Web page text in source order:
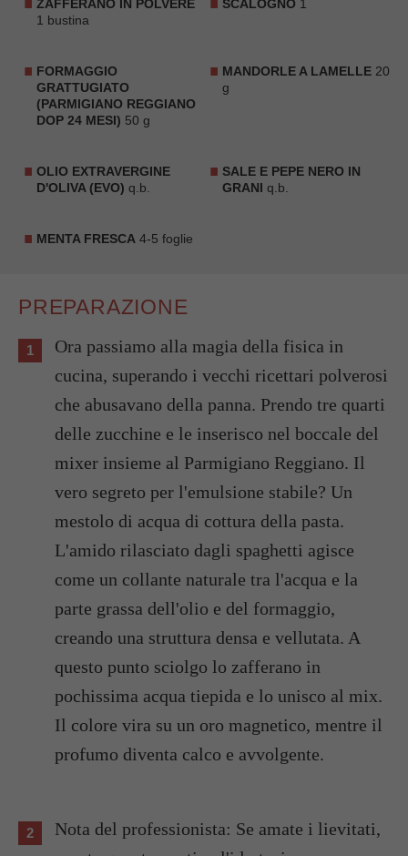
ZAFFERANO IN POLVERE
1 bustina
SCALOGNO 1
FORMAGGIO
GRATTUGIATO
(PARMIGIANO REGGIANO
DOP 24 MESI) 50 g
MANDORLE A LAMELLE 20
g
OLIO EXTRAVERGINE
D'OLIVA (EVO) q.b.
SALE E PEPE NERO IN
GRANI q.b.
MENTA FRESCA 4-5 foglie
PREPARAZIONE
Ora passiamo alla magia della fisica in
cucina, superando i vecchi ricettari polverosi
che abusavano della panna. Prendo tre quarti
delle zucchine e le inserisco nel boccale del
mixer insieme al Parmigiano Reggiano. Il
vero segreto per l'emulsione stabile? Un
mestolo di acqua di cottura della pasta.
L'amido rilasciato dagli spaghetti agisce
come un collante naturale tra l'acqua e la
parte grassa dell'olio e del formaggio,
creando una struttura densa e vellutata. A
questo punto sciolgo lo zafferano in
pochissima acqua tiepida e lo unisco al mix.
Il colore vira su un oro magnetico, mentre il
profumo diventa calco e avvolgente.
Nota del professionista: Se amate i lievitati,